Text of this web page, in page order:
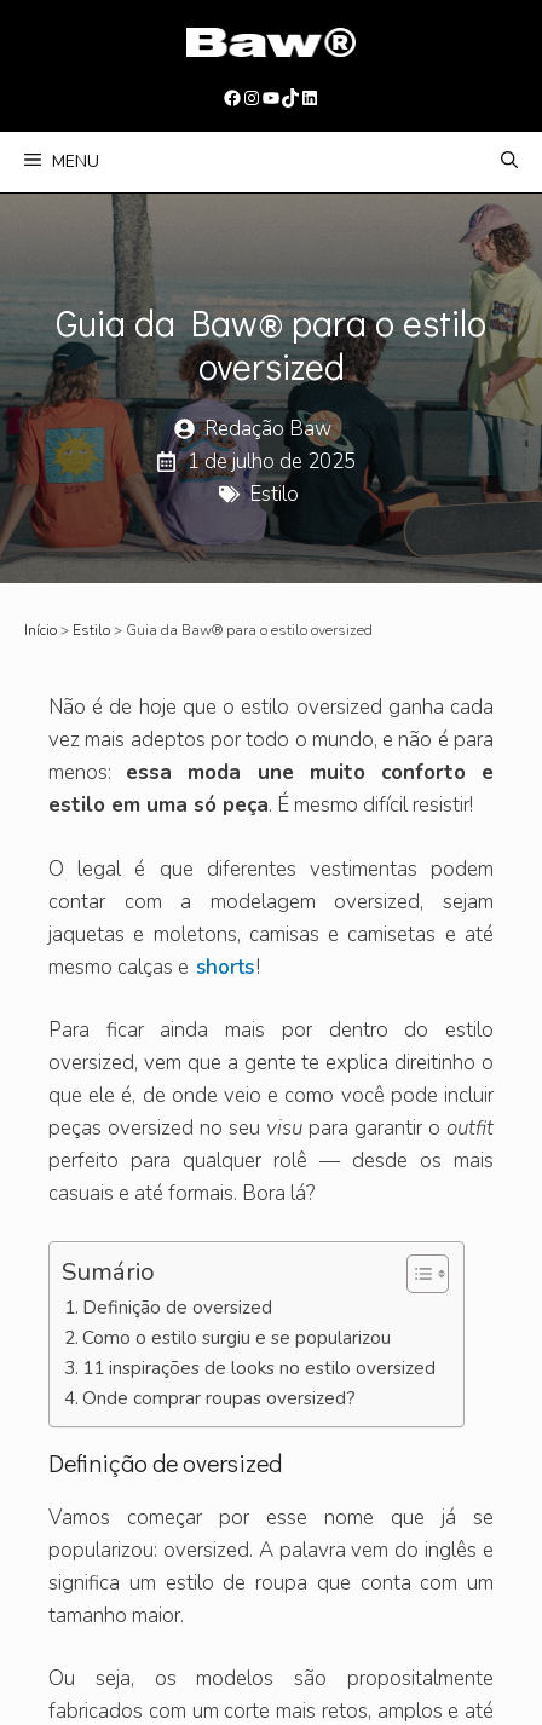
Facebook
Instagram
Youtube
TikTokLinkedIn
MENU
Guia da Baw®️ para o estilo
oversized
Redação Baw
1 de julho de 2025
Estilo
Início> Estilo> Guia da Baw®️ para o estilo oversized
Não é de hoje que o estilo oversized ganha cada
vez mais adeptos por todo o mundo, e não é para
menos: essa moda une muito conforto e
estilo em uma só peça. É mesmo difícil resistir!
O legal é que diferentes vestimentas podem
contar com a modelagem oversized, sejam
jaquetas e moletons, camisas e camisetas e até
mesmo calças e shorts!
Para ficar ainda mais por dentro do estilo
oversized, vem que a gente te explica direitinho o
que ele é, de onde veio e como você pode incluir
peças oversized no seu visu para garantir o outfit
perfeito para qualquer rolê — desde os mais
casuais e até formais. Bora lá?
Sumário
Definição de oversized
Como o estilo surgiu e se popularizou
11 inspirações de looks no estilo oversized
Onde comprar roupas oversized?
Definição de oversized
Vamos começar por esse nome que já se
popularizou: oversized. A palavra vem do inglês e
significa um estilo de roupa que conta com um
tamanho maior.
Ou seja, os modelos são propositalmente
fabricados com um corte mais retos, amplos e até